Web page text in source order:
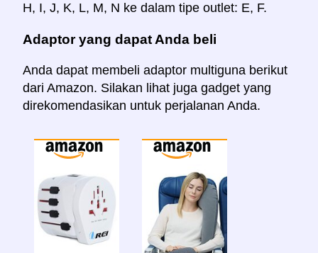
H, I, J, K, L, M, N ke dalam tipe outlet: E, F.
Adaptor yang dapat Anda beli
Anda dapat membeli adaptor multiguna berikut
dari Amazon. Silakan lihat juga gadget yang
direkomendasikan untuk perjalanan Anda.